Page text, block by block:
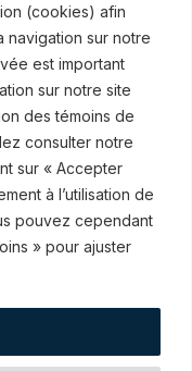
(cookies) afin
sur notre
est important
sur notre site
des témoins de
consulter notre
sur « Accepter
à l’utilisation de
pouvez cependant
» pour ajuster
2015–2026